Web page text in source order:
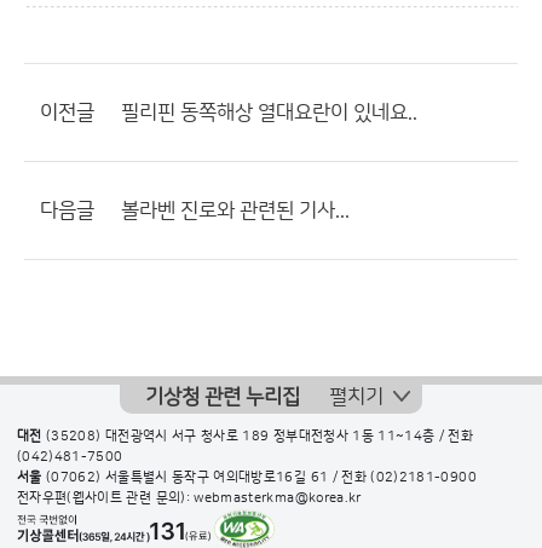
이전글 필리핀 동쪽해상 열대요란이 있네요..
다음글 볼라벤 진로와 관련된 기사...
기상청 관련 누리집 펼치기
대전 (35208) 대전광역시 서구 청사로 189 정부대전청사 1동 11~14층 / 전화
(042)481-7500
서울 (07062) 서울특별시 동작구 여의대방로16길 61 / 전화(02)2181-0900
전자우편(웹사이트 관련 문의): webmasterkma@korea.kr